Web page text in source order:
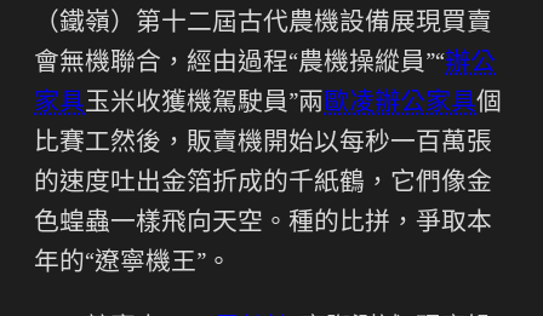
（鐵嶺）第十二屆古代農機設備展現買賣
會無機聯合，經由過程“農機操縱員”“辦公
家具玉米收獲機駕駛員”兩歐凌辦公家具個
比賽工然後，販賣機開始以每秒一百萬張
的速度吐出金箔折成的千紙鶴，它們像金
色蝗蟲一樣飛向天空。種的比拼，爭取本
年的“遼寧機王”。